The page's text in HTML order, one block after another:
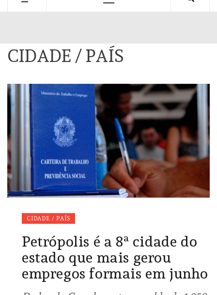
CIDADE / PAÍS
CIDADE / PAÍS
Petrópolis é a 8ª cidade do
estado que mais gerou
empregos formais em junho